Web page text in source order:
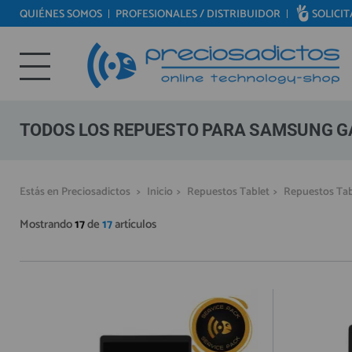
REPUESTOS MÓVILES
REPUESTOS TABLET
REPUESTOS VIDEOCONSOLAS
REPUESTOS OTROS DISPOSITIVOS
MÓVILES REACONDICIONADOS
Bienvenid@ otra vez
YA SOY CLIENTE
Recordarme ¿Olvidó su contraseña?Recordar aquí
QUIÉNES SOMOS PROFESIONALES / DISTRIBUIDOR
TODOS LOS REPUESTO PARA SAMSUNG
Estás en Preciosadictos > Inicio > Repuestos Tablet > Repuestos
Mostrando17de17artículos